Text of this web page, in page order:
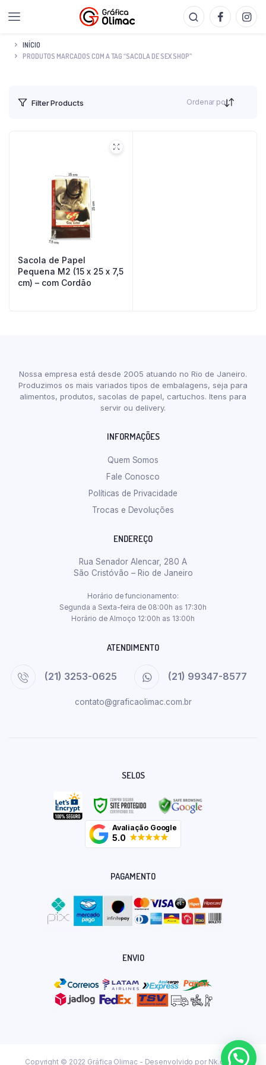
INÍCIO
PRODUTOS MARCADOS COM A TAG “SACOLA DE SEX SHOP”
Filter Products Ordenar por
Sacola de Papel
Pequena M2 (15 x 25 x 7,5
cm) – com Cordão
Nossa empresa está desde 2005 atuando no Rio de Janeiro.
Produzimos os mais variados tipos de embalagens, seja para
alimentos, produtos, sacolas de papel, cartuchos. Itens para
servir ou delivery.
INFORMAÇÕES
Quem Somos
Fale Conosco
Políticas de Privacidade
Trocas e Devoluções
ENDEREÇO
Rua Senador Alencar, 280 A
São Cristóvão – Rio de Janeiro
Horário de funcionamento:
Segunda a Sexta-feira de 08:00h as 17:30h
Horário de Almoço 12:00h as 13:00h
ATENDIMENTO
(21) 3253-0625 (21) 99347-8577
contato@graficaolimac.com.br
SELOS
Avaliação Google
5.0
PAGAMENTO
ENVIO
Copyright © 2022 Gráfica Olimac - Desenvolvido por Nk.dev.br